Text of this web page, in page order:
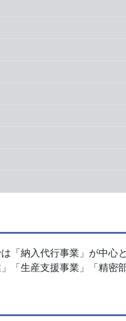
「納入代行事業」が中心
」「生産支援事業」「精密